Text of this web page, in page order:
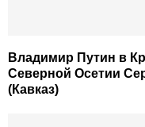
Владимир Путин в
Северной Осетии
(Кавказ)